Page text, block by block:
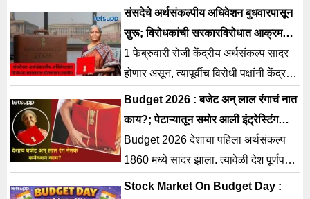
कोणतीही शिक्षा नसल्याची माहिती निर्मला
सीतारमण यांनी अर्थसंकल्प 2026-27 च्या
संसदेचे अर्थसंकल्पीय अधिवेशन बुधवारपासून
सुरू; विरोधकांची सरकारविरोधात आक्रमक
भूमिका
1 फेब्रुवारी रोजी केंद्रीय अर्थसंकल्प सादर
होणार असून, त्यापूर्वीच विरोधी पक्षांनी केंद्र
सरकारची चौफेर कोंडी करण्याची रणनीती
आखली आहे.
Budget 2026 : बजेट अन् लाल रंगाचं नात
काय?; पेटाऱ्यातून समोर आली इंट्रेस्टिंग
स्टोरी
Budget 2026 देशाचा पहिला अर्थसंकल्प
1860 मध्ये सादर झाला. त्यावेळी देश पूर्णपणे
ब्रिटिश राजवटीखाली होता आणि प्रशासकीय
Stock Market On Budget Day :